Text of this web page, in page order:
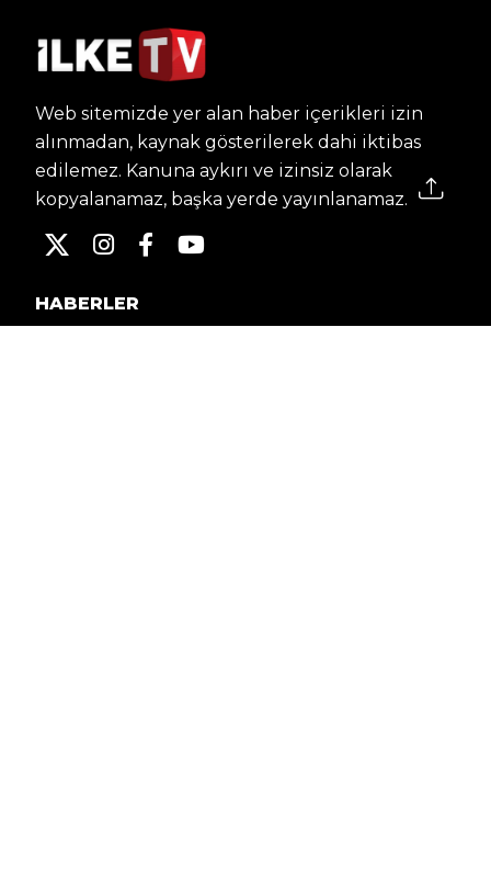
Web sitemizde yer alan haber içerikleri izin
alınmadan, kaynak gösterilerek dahi iktibas
edilemez. Kanuna aykırı ve izinsiz olarak
kopyalanamaz, başka yerde yayınlanamaz.
HABERLER